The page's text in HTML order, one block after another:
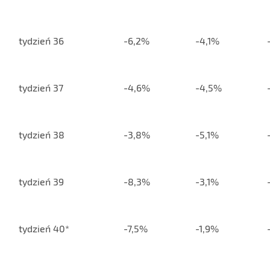
tydzień 36 -6,2% -4,1%
tydzień 37 -4,6% -4,5%
tydzień 38 -3,8% -5,1%
tydzień 39 -8,3% -3,1%
tydzień 40* -7,5% -1,9%